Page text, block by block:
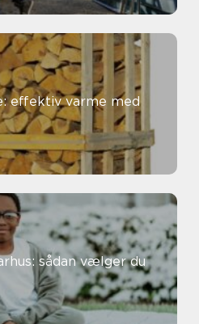
effektiv varme med
sådan vælger du